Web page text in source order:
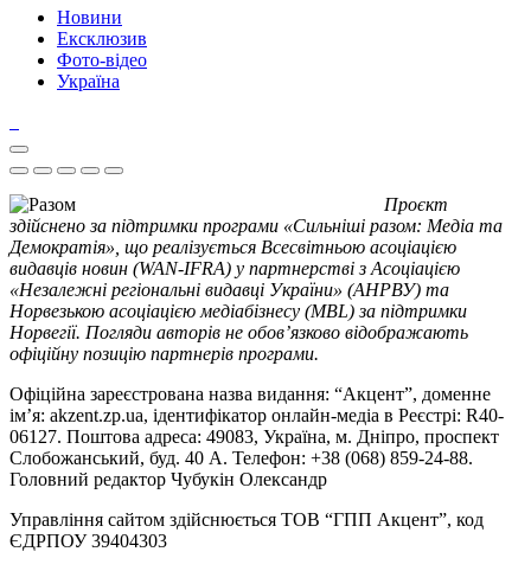
Новини
Ексклюзив
Фото-відео
Україна
Проєкт
здійснено за підтримки програми «Сильніші разом: Медіа та
Демократія», що реалізується Всесвітньою асоціацією
видавців новин (WAN-IFRA) у партнерстві з Асоціацією
«Незалежні регіональні видавці України» (АНРВУ) та
Норвезькою асоціацією медіабізнесу (MBL) за підтримки
Норвегії. Погляди авторів не обов’язково відображають
офіційну позицію партнерів програми.
Офіційна зареєстрована назва видання: “Акцент”, доменне
ім’я: akzent.zp.ua, ідентифікатор онлайн-медіа в Реєстрі: R40-
06127. Поштова адреса: 49083, Україна, м. Дніпро, проспект
Слобожанський, буд. 40 А. Телефон: +38 (068) 859-24-88.
Головний редактор Чубукін Олександр
Управління сайтом здійснюється ТОВ “ГПП Акцент”, код
ЄДРПОУ 39404303